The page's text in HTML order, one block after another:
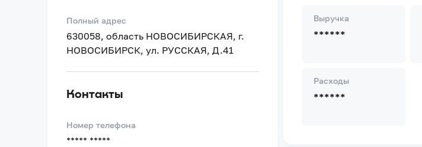
Полный адрес
630058, область НОВОСИБИРСКАЯ, г.
НОВОСИБИРСК, ул. РУССКАЯ, Д.41
Контакты
Номер телефона
***** *****
Выручка
******
Расходы
******